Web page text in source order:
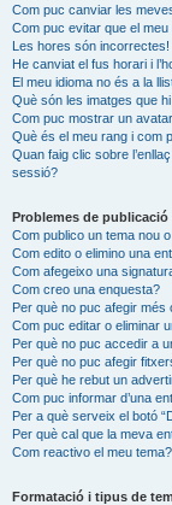
Com puc canviar les
Com puc evitar que el meu
Les hores són incorrectes!
He canviat el fus horari i
El meu idioma no és a la
Què són les imatges que
Com puc mostrar un
Què és el meu rang i com
Quan faig clic sobre
sessió?
Problemes de publicació
Com publico un tema nou
Com edito o elimino una
Com afegeixo una
Com creo una enquesta?
Per què no puc afegir més
Com puc editar o eliminar
Per què no puc accedir a
Per què no puc afegir
Per què he rebut un
Com puc informar d’una
Per a què serveix el botó
Per què cal que la meva
Com reactivo el meu tema?
Formatació i tipus de